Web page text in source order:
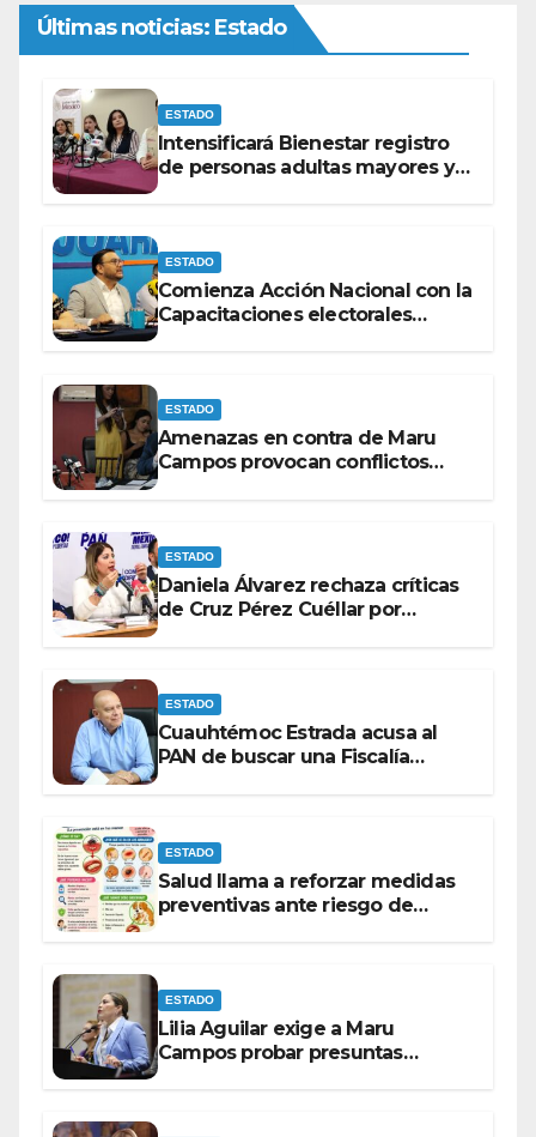
Últimas noticias: Estado
ESTADO
Intensificará Bienestar registro
de personas adultas mayores y
ESTADO
Comienza Acción Nacional con la
Capacitaciones electorales
ESTADO
Amenazas en contra de Maru
Campos provocan conflictos
ESTADO
Daniela Álvarez rechaza críticas
de Cruz Pérez Cuéllar por
ESTADO
Cuauhtémoc Estrada acusa al
PAN de buscar una Fiscalía
ESTADO
Salud llama a reforzar medidas
preventivas ante riesgo de
ESTADO
Lilia Aguilar exige a Maru
Campos probar presuntas